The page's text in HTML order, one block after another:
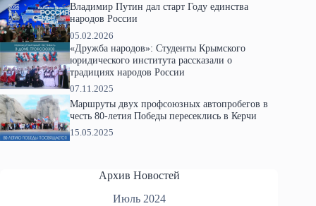
Владимир Путин дал старт Году единства
народов России
05.02.2026
«Дружба народов»: Студенты Крымского
юридического института рассказали о
традициях народов России
07.11.2025
Маршруты двух профсоюзных автопробегов в
честь 80-летия Победы пересеклись в Керчи
15.05.2025
Архив Новостей
Июль 2024